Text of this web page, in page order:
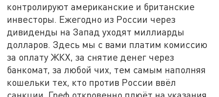
контролируют американские и британские
инвесторы. Ежегодно из России через
дивиденды на Запад уходят миллиарды
долларов. Здесь мы с вами платим комиссию
за оплату ЖКХ, за снятие денег через
банкомат, за любой чих, тем самым наполняя
кошельки тех, кто против России ввёл
санкции. Греф откровенно плюёт на указания